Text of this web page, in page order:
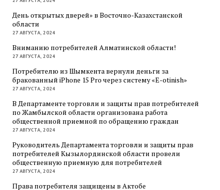
День открытых дверей» в Восточно-Казахстанской
области
27 АВГУСТА, 2024
Вниманию потребителей Алматинской области!
27 АВГУСТА, 2024
Потребителю из Шымкента вернули деньги за
бракованный iPhone 15 Pro через систему «E-otinish»
27 АВГУСТА, 2024
В Департаменте торговли и защиты прав потребителей
по Жамбылской области организована работа
общественной приемной по обращению граждан
27 АВГУСТА, 2024
Руководитель Департамента торговли и защиты прав
потребителей Кызылординской области провели
общественную приемную для потребителей
27 АВГУСТА, 2024
Права потребителя защищены в Актобе